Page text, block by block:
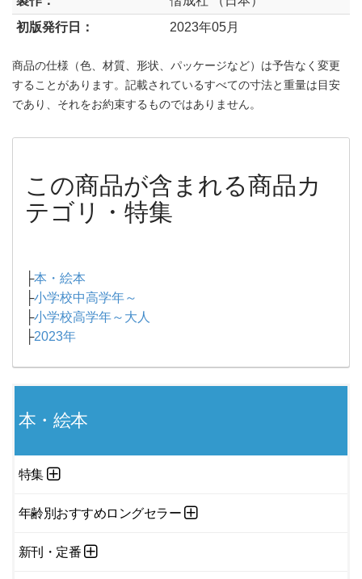
初版発行日：
2023年05月
商品の仕様（色、材質、形状、パッケージなど）は予告なく変更
することがあります。記載されているすべての寸法と重量は目安
であり、それをお約束するものではありません。
この商品が含まれる商品カ
テゴリ・特集
├本・絵本
├小学校中高学年～
├小学校高学年～大人
├2023年
本・絵本
特集
年齢別おすすめロングセラー
新刊・定番